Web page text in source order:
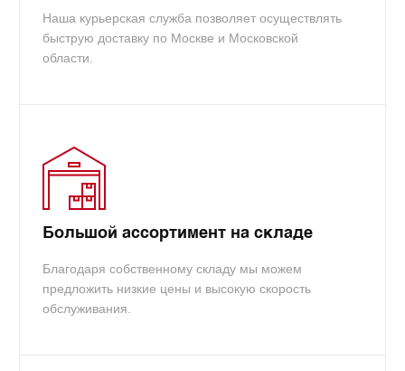
Наша курьерская служба позволяет осуществлять
быструю доставку по Москве и Московской
области.
Большой ассортимент на складе
Благодаря собственному складу мы можем
предложить низкие цены и высокую скорость
обслуживания.